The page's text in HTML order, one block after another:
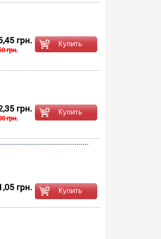
грн.
грн.
грн.
грн.
грн.